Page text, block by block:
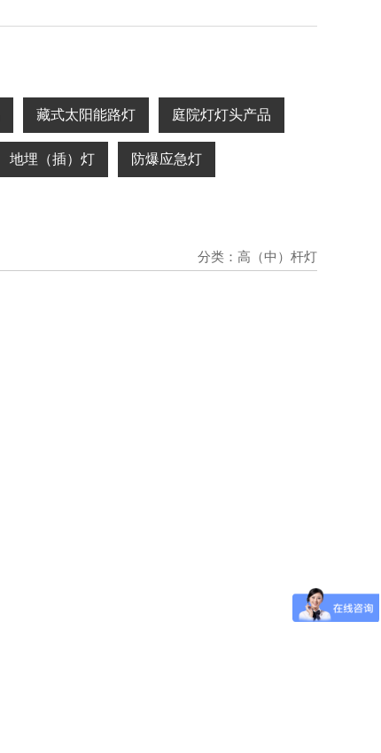
藏式太阳能路灯 庭院灯灯头产品
地埋（插）灯 防爆应急灯
分类：高（中）杆灯